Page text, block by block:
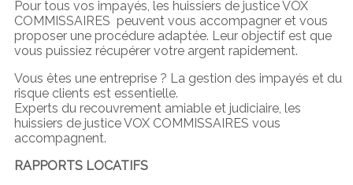
Pour tous vos impayés, les huissiers de justice VOX
COMMISSAIRES peuvent vous accompagner et vous
proposer une procédure adaptée. Leur objectif est que
vous puissiez récupérer votre argent rapidement.
Vous êtes une entreprise ? La gestion des impayés et du
risque clients est essentielle.
Experts du recouvrement amiable et judiciaire, les
huissiers de justice VOX COMMISSAIRES vous
accompagnent.
RAPPORTS LOCATIFS